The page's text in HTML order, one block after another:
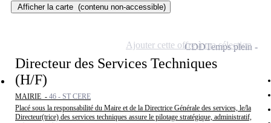
Afficher la carte (contenu non-accessible)
Directeur des Services Techniques
(H/F)
MAIRIE - 46 - ST CERE
Placé sous la responsabilité du Maire et de la Directrice Générale des services, le/la
Directeur(trice) des services techniques assure le pilotage stratégique, administratif,
CDDTemps plein
Ajouter cette offre à ma sélection